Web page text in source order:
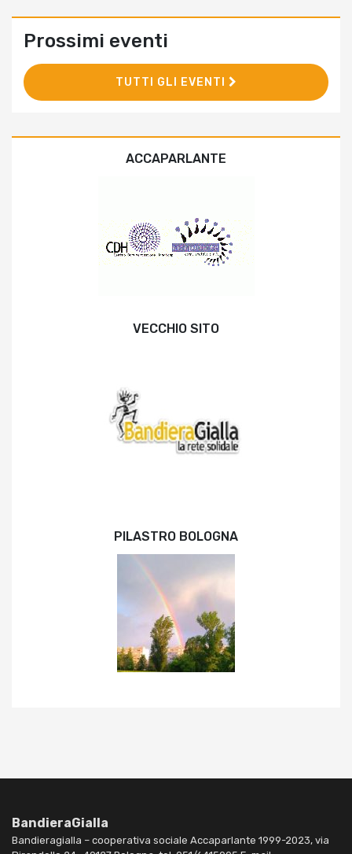
Prossimi eventi
TUTTI GLI EVENTI
ACCAPARLANTE
VECCHIO SITO
PILASTRO BOLOGNA
BandieraGialla
Bandieragialla – cooperativa sociale Accaparlante 1999-2023, via